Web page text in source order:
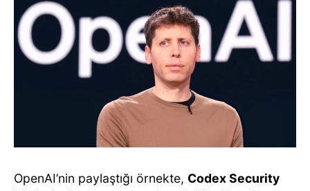
OpenAI’nin paylaştığı örnekte, Codex Security